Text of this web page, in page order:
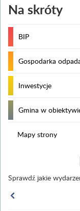
Na skróty
BIP
Gospodarka
Inwestycje
Gmina w
Mapy strony
Sprawdź jakie